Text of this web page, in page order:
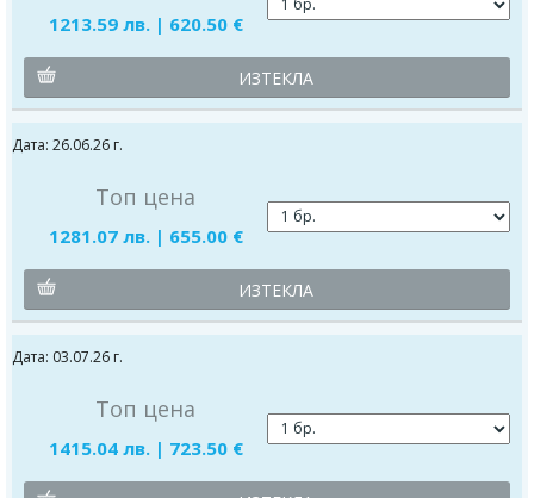
1213.59 лв. | 620.50 €
ИЗТЕКЛА
Дата: 26.06.26 г.
Топ цена
1281.07 лв. | 655.00 €
ИЗТЕКЛА
Дата: 03.07.26 г.
Топ цена
1415.04 лв. | 723.50 €